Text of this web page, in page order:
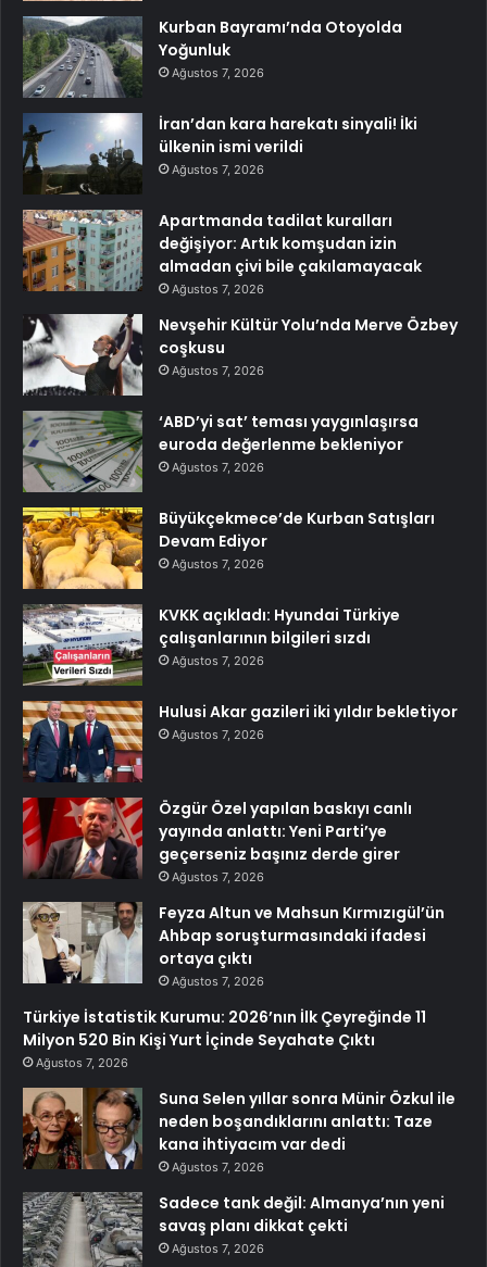
Kurban Bayramı’nda Otoyolda
Yoğunluk
Ağustos 7, 2026
İran’dan kara harekatı sinyali! İki
ülkenin ismi verildi
Ağustos 7, 2026
Apartmanda tadilat kuralları
değişiyor: Artık komşudan izin
almadan çivi bile çakılamayacak
Ağustos 7, 2026
Nevşehir Kültür Yolu’nda Merve Özbey
coşkusu
Ağustos 7, 2026
‘ABD’yi sat’ teması yaygınlaşırsa
euroda değerlenme bekleniyor
Ağustos 7, 2026
Büyükçekmece’de Kurban Satışları
Devam Ediyor
Ağustos 7, 2026
KVKK açıkladı: Hyundai Türkiye
çalışanlarının bilgileri sızdı
Ağustos 7, 2026
Hulusi Akar gazileri iki yıldır bekletiyor
Ağustos 7, 2026
Özgür Özel yapılan baskıyı canlı
yayında anlattı: Yeni Parti’ye
geçerseniz başınız derde girer
Ağustos 7, 2026
Feyza Altun ve Mahsun Kırmızıgül’ün
Ahbap soruşturmasındaki ifadesi
ortaya çıktı
Ağustos 7, 2026
Türkiye İstatistik Kurumu: 2026’nın İlk Çeyreğinde 11
Milyon 520 Bin Kişi Yurt İçinde Seyahate Çıktı
Ağustos 7, 2026
Suna Selen yıllar sonra Münir Özkul ile
neden boşandıklarını anlattı: Taze
kana ihtiyacım var dedi
Ağustos 7, 2026
Sadece tank değil: Almanya’nın yeni
savaş planı dikkat çekti
Ağustos 7, 2026